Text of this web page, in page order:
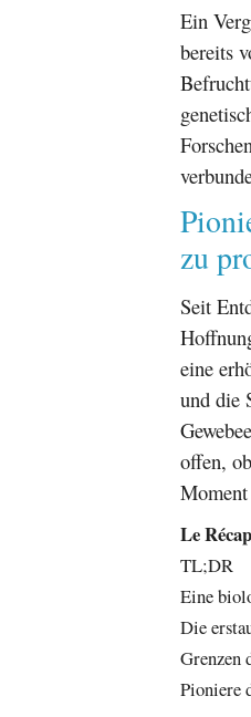
Ein
bereits
zu
Seit
eine
und die
offen,
Le Récap
TL;DR
Eine
Die
Grenzen
Pioniere